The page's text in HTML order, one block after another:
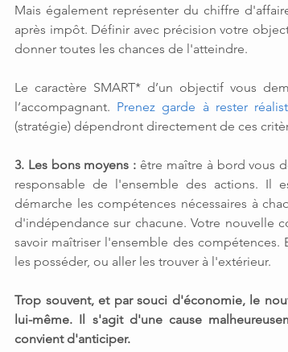
Mais également représenter du chiffre
après impôt. Définir avec précision votre
donner toutes les chances de l'atteindre.
Le caractère SMART* d’un objectif vous
l’accompagnant. Prenez garde à rester
(stratégie) dépendront directement de ces
3. Les bons moyens : être maître à bord vous
responsable de l'ensemble des actions. Il
démarche les compétences nécessaires à
d'indépendance sur chacune. Votre nouvelle
savoir maîtriser l'ensemble des
les posséder, ou aller les trouver à l'extérieur.
Trop souvent, et par souci d'économie, le
lui-même. Il s'agit d'une cause
convient d'anticiper.